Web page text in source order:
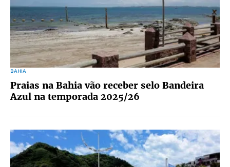
BAHIA
Praias na Bahia vão receber selo Bandeira
Azul na temporada 2025/26